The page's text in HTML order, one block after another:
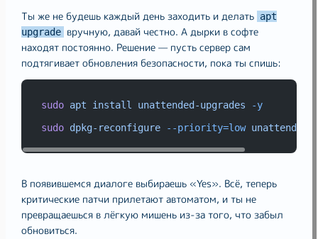
Ты же не будешь каждый день заходить и делать apt
upgrade вручную, давай честно. А дырки в софте
находят постоянно. Решение — пусть сервер сам
подтягивает обновления безопасности, пока ты спишь:
sudo apt install unattended-upgrades
-y
sudo dpkg-reconfigure --priority=low unattended-
В появившемся диалоге выбираешь «Yes». Всё, теперь
критические патчи прилетают автоматом, и ты не
превращаешься в лёгкую мишень из-за того, что забыл
обновиться.